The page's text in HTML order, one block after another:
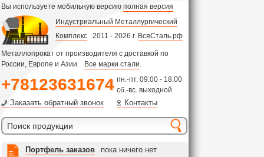
Вы используете мобильную версию полная версия
Индустриальный Металлургический
Комплекс 2011 - 2026 г. ВсяСталь.рф
Металлопрокат от производителя с доставкой по
России, Европе и Азии.
Все марки стали.
+78123631674 пн.-пт. 09:00 - 18:00
сб.-вс. выходной
Заказать обратный звонок Контакты
Портфель заказов пока ничего нет